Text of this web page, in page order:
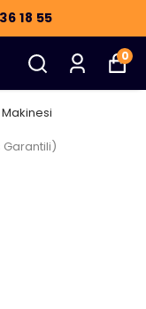
18 55
0
Garantili)